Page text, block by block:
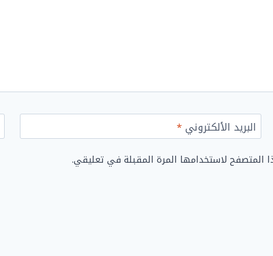
البريد الألكتروني*
المتصفح لاستخدامها المرة المقبلة في تعليقي.